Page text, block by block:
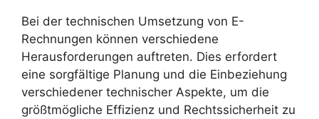
Bei der technischen Umsetzung von E-
Rechnungen können verschiedene
Herausforderungen auftreten. Dies erfordert
eine sorgfältige Planung und die Einbeziehung
verschiedener technischer Aspekte, um die
größtmögliche Effizienz und Rechtssicherheit zu